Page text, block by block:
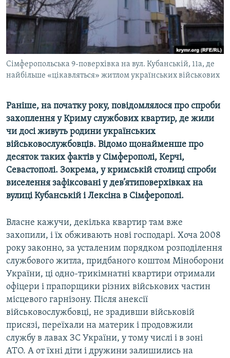
ВІДЕОУРОКИ «ELIFBE»
СВІДЧЕННЯ ОКУПАЦІЇ
УКРАЇНСЬКА ПРОБЛЕМА КРИМУ
ІНФОГРАФІКА
Русский
Qırımtatar
ДОЛУЧАЙСЯ!
Усі сайти RFE/RL
Сімферопольська 9-поверхівка на вул. Кубанській, 11а, де
найбільше «цікавляться» житлом українських військових
Раніше, на початку року, повідомлялося про спроби
захоплення у Криму службових квартир, де жили
чи досі живуть родини українських
військовослужбовців. Відомо щонайменше про
десяток таких фактів у Сімферополі, Керчі,
Севастополі. Зокрема, у кримській столиці спроби
виселення зафіксовані у дев’ятиповерхівках на
вулиці Кубанській і Лексіна в Сімферополі.
Власне кажучи, декілька квартир там вже
захопили, і їх обживають нові господарі. Хоча 2008
року законно, за усталеним порядком розподілення
службового житла, придбаного коштом Міноборони
України, ці одно-трикімнатні квартири отримали
офіцери і прапорщики різних військових частин
місцевого гарнізону. Після анексії
військовослужбовці, не зрадивши військовій
присязі, переїхали на материк і продовжили
службу в лавах ЗС України, у тому числі і в зоні
АТО. А от їхні діти і дружини залишились на